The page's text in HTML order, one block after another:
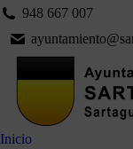
948 667 007
Inicio